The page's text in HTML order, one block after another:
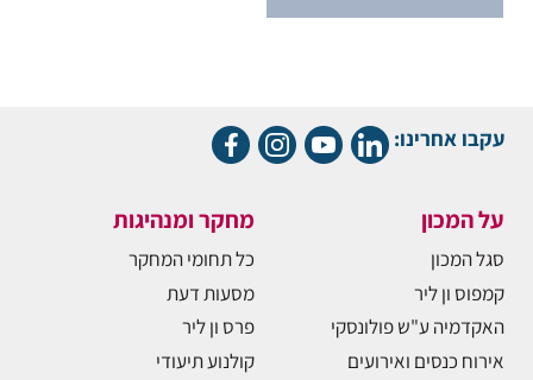
עקבו אחרינו:
על המכון
סגל המכון
קמפוס ון ליר
האקדמיה ע"ש פולונסקי
אירוח כנסים ואירועים
מחקר ומנהיגות
כל תחומי המחקר
מסעות דעת
פרס ון ליר
קולנוע תיעודי